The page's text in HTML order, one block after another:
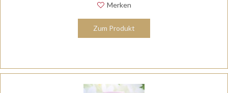
Merken
Zum Produkt